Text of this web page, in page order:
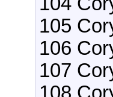
105
106
107